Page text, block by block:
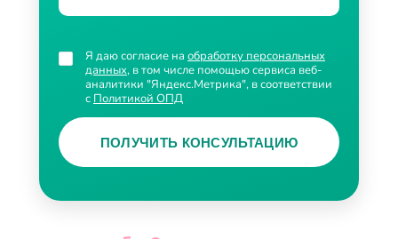
Я даю согласие на обработку персональных
данных, в том числе помощью сервиса веб-
аналитики "Яндекс.Метрика", в соответствии
с Политикой ОПД
ПОЛУЧИТЬ КОНСУЛЬТАЦИЮ